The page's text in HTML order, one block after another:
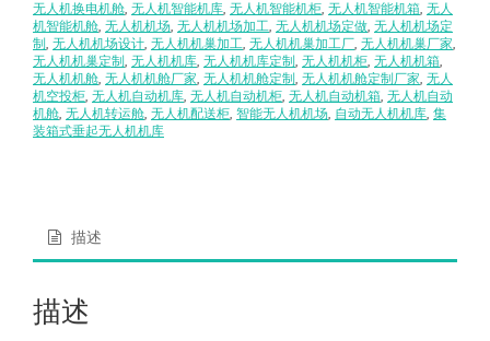
无人机换电机舱, 无人机智能机库, 无人机智能机柜, 无人机智能机箱, 无人
机智能机舱, 无人机机场, 无人机机场加工, 无人机机场定做, 无人机机场定
制 , 无人机机场设计, 无人机机巢加工, 无人机机巢加工厂, 无人机机巢厂家,
无人机机巢定制 , 无人机机库, 无人机机库定制 , 无人机机柜, 无人机机箱,
无人机机舱, 无人机机舱厂家, 无人机机舱定制 , 无人机机舱定制厂家, 无人
机空投柜, 无人机自动机库, 无人机自动机柜, 无人机自动机箱, 无人机自动
机舱, 无人机转运舱, 无人机配送柜, 智能无人机机场, 自动无人机机库, 集
装箱式垂起无人机机库
描述
描述